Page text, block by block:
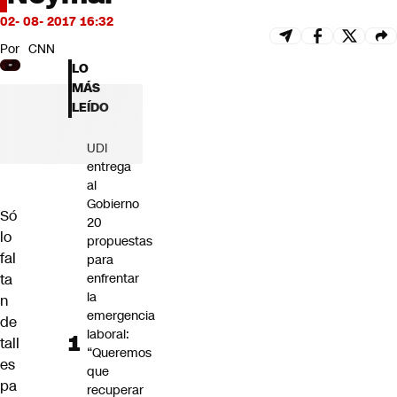
Futuro 360
02- 08- 2017 16:32
Por CNN
Só
lo
fal
ta
n
de
tall
es
pa
LO
MÁS
LEÍDO
UDI
entrega
al
Gobierno
20
propuestas
para
enfrentar
la
emergencia
laboral:
“Queremos
que
recuperar